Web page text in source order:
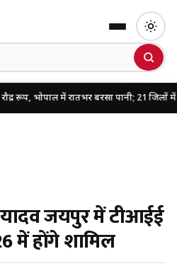
में रातभर बरसा पानी; 21 जिलों में भारी
जयपुर में टीआईई
में होंगे शामिल